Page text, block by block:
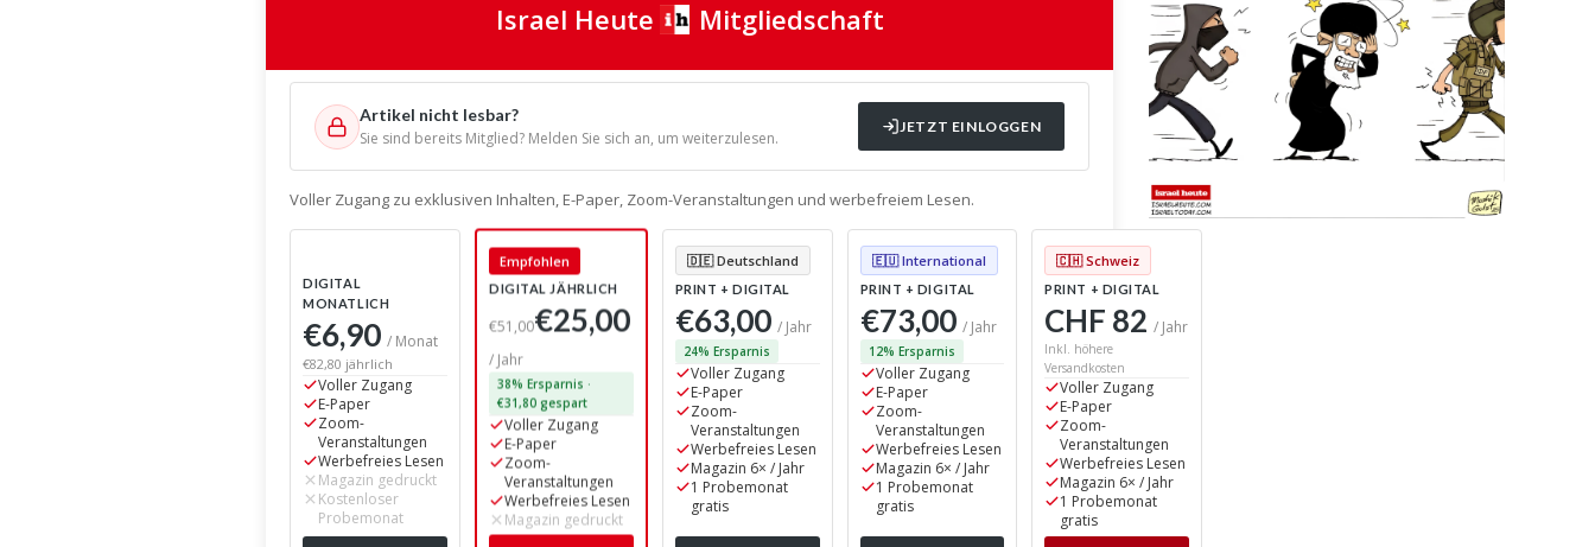
Israel Heute Mitgliedschaft
Artikel nicht lesbar?
Sie sind bereits Mitglied? Melden Sie sich an, um weiterzulesen.
JETZT EINLOGGEN
Voller Zugang zu exklusiven Inhalten, E-Paper, Zoom-Veranstaltungen und werbefreiem Lesen.
DIGITAL
MONATLICH
€6,90/ Monat
€82,80 jährlich
Voller Zugang
E-Paper
Zoom-
Veranstaltungen
Werbefreies Lesen
Magazin gedruckt
Kostenloser
Probemonat
Empfohlen
DIGITAL JÄHRLICH
€51,00€25,00
/ Jahr
38% Ersparnis ·
€31,80 gespart
Voller Zugang
E-Paper
Zoom-
Veranstaltungen
Werbefreies Lesen
Magazin gedruckt
🇩🇪 Deutschland
PRINT + DIGITAL
€63,00 / Jahr
24% Ersparnis
Voller Zugang
E-Paper
Zoom-
Veranstaltungen
Werbefreies Lesen
Magazin 6× / Jahr
1 Probemonat
gratis
🇪🇺 International
PRINT + DIGITAL
€73,00 / Jahr
12% Ersparnis
Voller Zugang
E-Paper
Zoom-
Veranstaltungen
Werbefreies Lesen
Magazin 6× / Jahr
1 Probemonat
gratis
🇨🇭 Schweiz
PRINT + DIGITAL
CHF 82/ Jahr
Inkl. höhere
Versandkosten
Voller Zugang
E-Paper
Zoom-
Veranstaltungen
Werbefreies Lesen
Magazin 6× / Jahr
1 Probemonat
gratis